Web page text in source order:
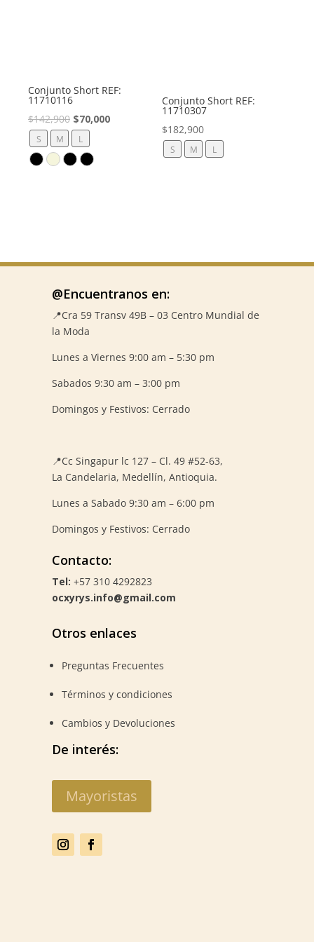
Conjunto Short REF:
11710116
$142,900 El
precio
original
$70,000El
S M L
Conjunto Short REF:
11710307
$182,900
S M L
@Encuentranos en:
📍Cra 59 Transv 49B – 03 Centro Mundial de
la Moda
Lunes a Viernes 9:00 am – 5:30 pm
Sabados 9:30 am – 3:00 pm
Domingos y Festivos: Cerrado
📍Cc Singapur lc 127 – Cl. 49 #52-63,
La Candelaria, Medellín, Antioquia.
Lunes a Sabado 9:30 am – 6:00 pm
Domingos y Festivos: Cerrado
Contacto:
Tel: +57 310 4292823
ocxyrys.info@gmail.com
Otros enlaces
Preguntas Frecuentes
Términos y condiciones
Cambios y Devoluciones
De interés:
Mayoristas